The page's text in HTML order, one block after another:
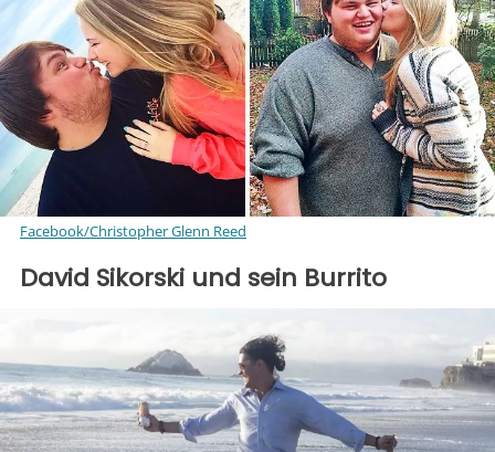
Facebook/Christopher Glenn Reed
David Sikorski und sein Burrito